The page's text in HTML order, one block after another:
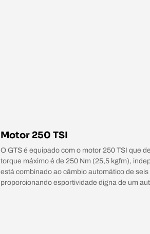
Motor 250 TSI
O GTS é equipado com o motor 250 TSI que
torque máximo é de 250 Nm (25,5 kgfm),
está combinado ao câmbio automático de
proporcionando esportividade digna de um